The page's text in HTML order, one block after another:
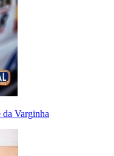
da Varginha